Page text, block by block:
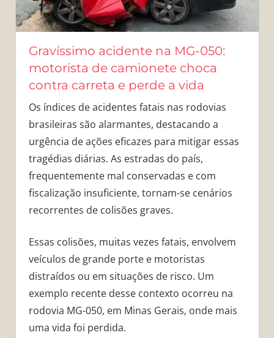
Gravíssimo acidente na MG-050:
motorista de camionete choca
contra carreta e perde a vida
Os índices de acidentes fatais nas rodovias
brasileiras são alarmantes, destacando a
urgência de ações eficazes para mitigar essas
tragédias diárias. As estradas do país,
frequentemente mal conservadas e com
fiscalização insuficiente, tornam-se cenários
recorrentes de colisões graves.
Essas colisões, muitas vezes fatais, envolvem
veículos de grande porte e motoristas
distraídos ou em situações de risco. Um
exemplo recente desse contexto ocorreu na
rodovia MG-050, em Minas Gerais, onde mais
uma vida foi perdida.